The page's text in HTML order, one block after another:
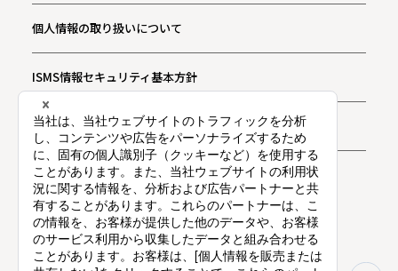
個人情報の取り扱いについて
ISMS情報セキュリティ基本方針
お問い合わせ
プライバシー通知